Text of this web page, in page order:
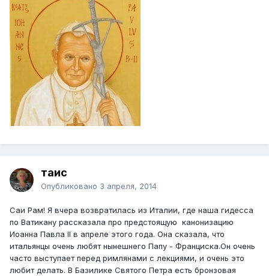
таис
Опубликовано 3 апреля, 2014
Саи Рам! Я вчера возвратилась из Италии, где наша гидесса
по Ватикану рассказала про предстоящую канонизацию
Иоанна Павла II в апреле этого года. Она сказала, что
итальянцы очень любят нынешнего Папу - Франциска.Он очень
часто выступает перед римлянами с лекциями, и очень это
любит делать. В Базилике Святого Петра есть бронзовая